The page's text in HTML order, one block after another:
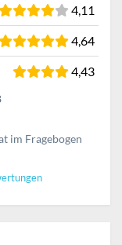
4,11
4,64
4,43
im Fragebogen